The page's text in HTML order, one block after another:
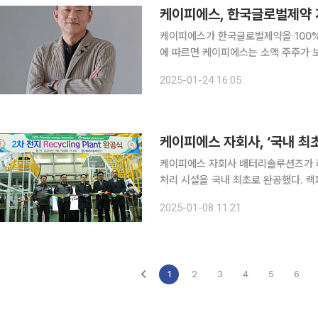
케이피에스, 한국글로벌제
케이피에스가 한국글로벌제약을 100% 완전 자회사로
에 따르면 케이피에스는 소액 주주
케이피에스는 앞서 지난해 11월 13일
2025-01-24 16:05
케이피에스 자회사, ‘국내
케이피에스 자회사 배터리솔루션즈
처리 시설을 국내 최초로 완공했다.
재활용 전처리 시설 완공식’을 열었
2025-01-08 11:21
1 2 3 4 5 6